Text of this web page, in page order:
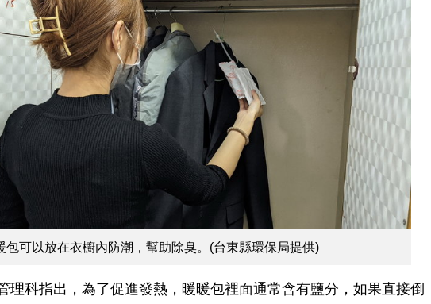
包可以放在衣櫥內防潮，幫助除臭。(台東縣環保局提供)
理科指出，為了促進發熱，暖暖包裡面通常含有鹽分，如果直接倒